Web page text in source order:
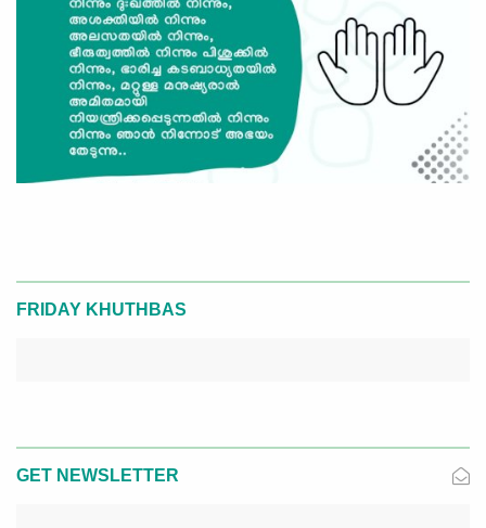
FRIDAY KHUTHBAS
GET NEWSLETTER